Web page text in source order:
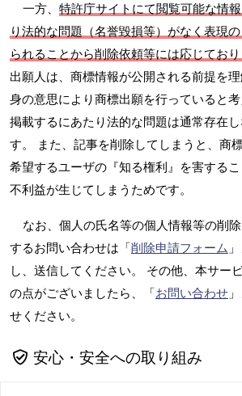
一方、 特許庁サイトにて閲覧可能な情
り法的な問題（名誉毀損等）がなく表現
られることから削除依頼等には応じてお
出願人は、商標情報が公開される前提を
身の意思により商標出願を行っていると
掲載するにあたり法的な問題は通常存在
す。 また、記事を削除してしまうと、商
希望するユーザの『知る権利』を害する
不利益が生じてしまうためです。
なお、個人の氏名等の個人情報等の削
するお問い合わせは「削除申請フォーム
し、送信してください。 その他、本サー
の点がございましたら、「お問い合わせ
せください。
安心・安全への取り組み